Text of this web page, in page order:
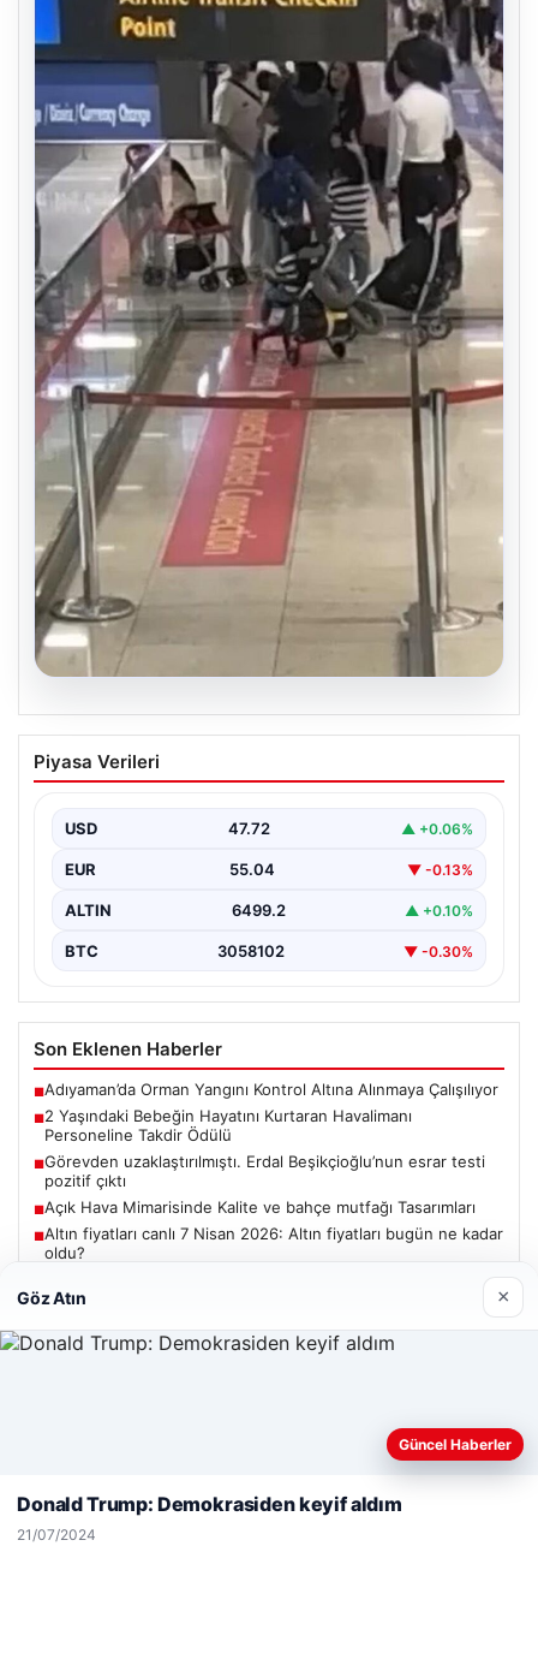
05.08.2026
2 Yaşındaki Bebeğin Hayatını Kurtaran
Havalimanı Personeline Takdir Ödülü
olayda, ailesiyle seyahat eden 2 yaşındaki Liam adlı
bebeğin…
Piyasa Verileri
USD 47.72 ▲ +0.06%
EUR 55.04 ▼ -0.13%
ALTIN 6499.2 ▲ +0.10%
BTC 3058102 ▼ -0.30%
Son Eklenen Haberler
■Adıyaman’da Orman Yangını Kontrol Altına Alınmaya Çalışılıyor
■2 Yaşındaki Bebeğin Hayatını Kurtaran Havalimanı
Personeline Takdir Ödülü
■Görevden uzaklaştırılmıştı. Erdal Beşikçioğlu’nun esrar testi
pozitif çıktı
■Açık Hava Mimarisinde Kalite ve bahçe mutfağı Tasarımları
■Altın fiyatları canlı 7 Nisan 2026: Altın fiyatları bugün ne kadar
oldu?
Güncel
Adıyaman’da Orman Yangını Kontrol Altına Alınmaya
Çalışılıyor
Web sitemizi nasıl kullandığınızı daha iyi anlayabilmek,
deneyiminizi kişiselleştirmek ve geliştirmek amacıyla çerezler
Göz Atın ×
Güncel Haberler
Donald Trump: Demokrasiden keyif aldım
21/07/2024